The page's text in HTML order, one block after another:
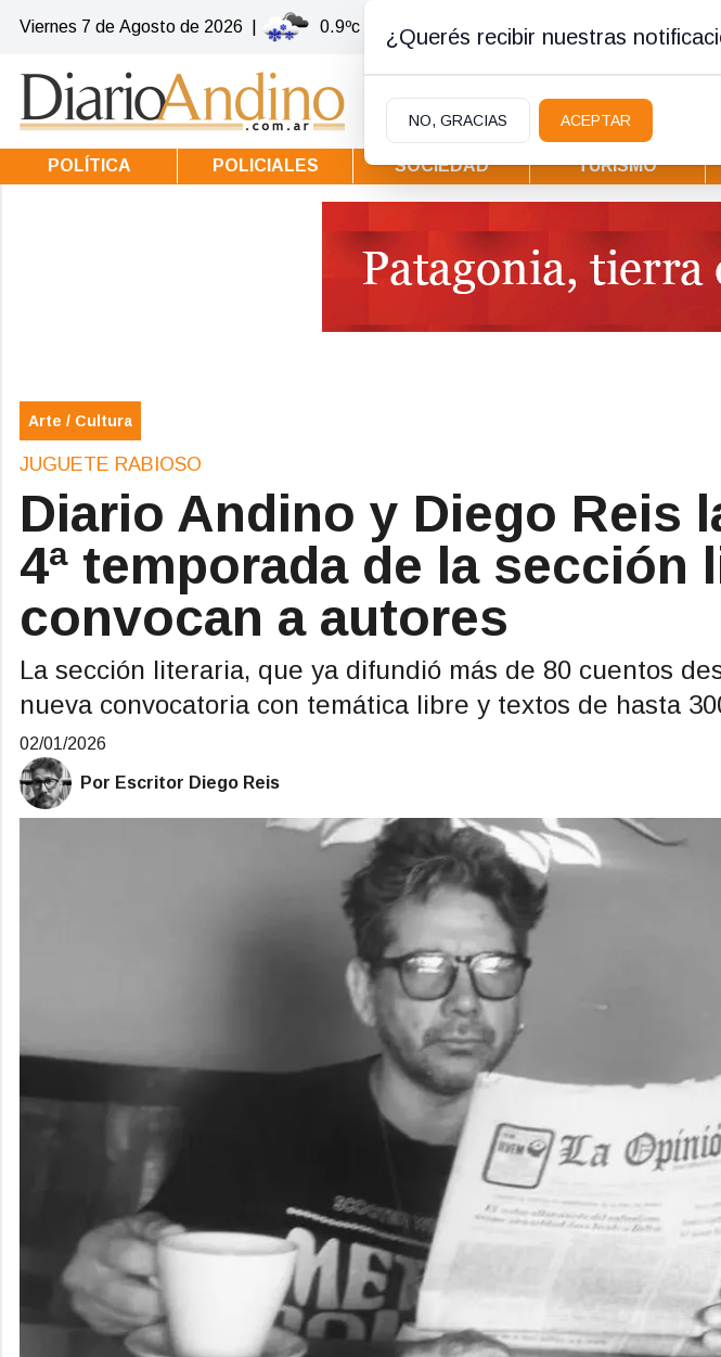
Viernes 7 de Agosto de 2026 0.9ºc | Villa la Angostura
POLÍTICA POLICIALES SOCIEDAD TURISMO
Arte / Cultura
JUGUETE RABIOSO
Diario Andino y Diego Reis
4ª temporada de la sección
convocan a autores
La sección literaria, que ya difundió más de 80 cuentos
nueva convocatoria con temática libre y textos de hasta
02/01/2026
Por Escritor Diego Reis
¿Querés recibir nuestras
NO, GRACIAS ACEPTAR